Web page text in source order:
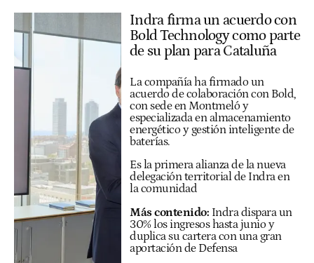
Indra firma un acuerdo con
Bold Technology como parte
de su plan para Cataluña
La compañía ha firmado un
acuerdo de colaboración con Bold,
con sede en Montmeló y
especializada en almacenamiento
energético y gestión inteligente de
baterías.
Es la primera alianza de la nueva
delegación territorial de Indra en
la comunidad
Más contenido: Indra dispara un
30% los ingresos hasta junio y
duplica su cartera con una gran
aportación de Defensa